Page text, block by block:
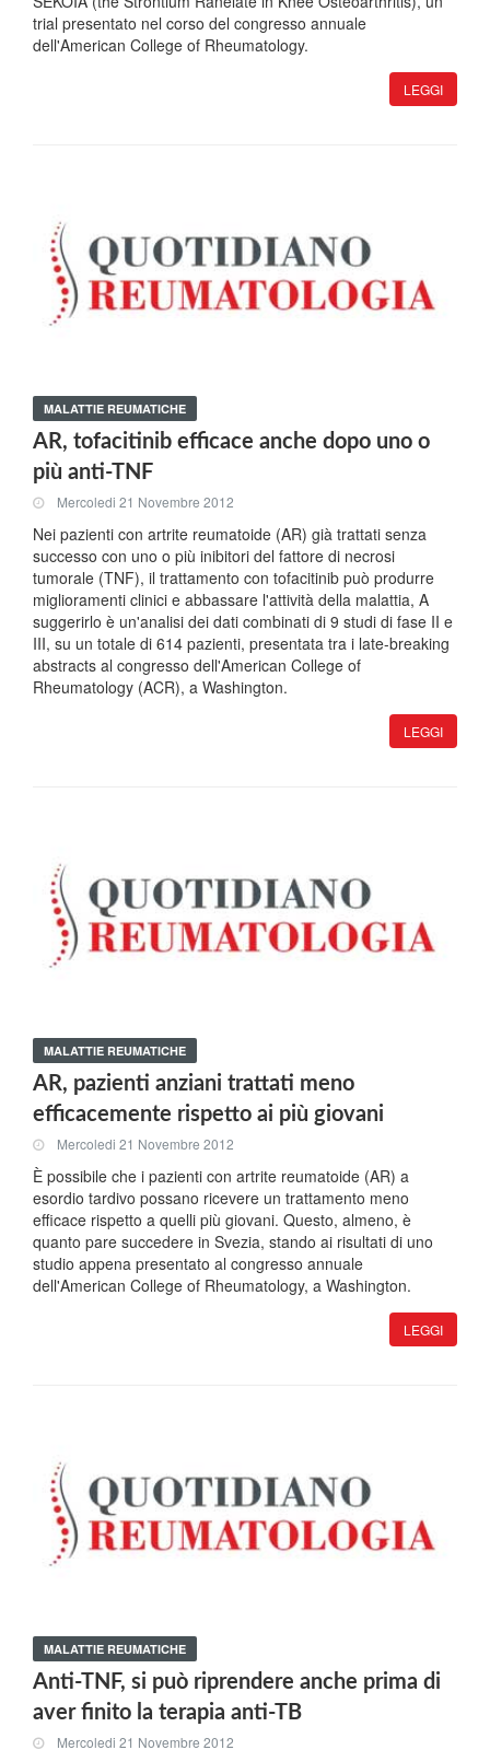
trial presentato nel corso del congresso annuale
dell'American College of Rheumatology.
LEGGI
MALATTIE REUMATICHE
AR, tofacitinib efficace anche dopo uno o
più anti-TNF
Mercoledi 21 Novembre 2012
Nei pazienti con artrite reumatoide (AR) già trattati senza
successo con uno o più inibitori del fattore di necrosi
tumorale (TNF), il trattamento con tofacitinib può produrre
miglioramenti clinici e abbassare l'attività della malattia, A
suggerirlo è un'analisi dei dati combinati di 9 studi di fase II e
III, su un totale di 614 pazienti, presentata tra i late-breaking
abstracts al congresso dell'American College of
Rheumatology (ACR), a Washington.
LEGGI
MALATTIE REUMATICHE
AR, pazienti anziani trattati meno
efficacemente rispetto ai più giovani
Mercoledi 21 Novembre 2012
È possibile che i pazienti con artrite reumatoide (AR) a
esordio tardivo possano ricevere un trattamento meno
efficace rispetto a quelli più giovani. Questo, almeno, è
quanto pare succedere in Svezia, stando ai risultati di uno
studio appena presentato al congresso annuale
dell'American College of Rheumatology, a Washington.
LEGGI
MALATTIE REUMATICHE
Anti-TNF, si può riprendere anche prima di
aver finito la terapia anti-TB
Mercoledi 21 Novembre 2012